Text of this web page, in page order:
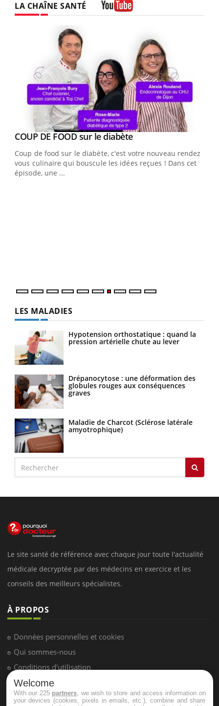
LA CHAÎNE SANTÉ
Youtube
COUP DE FOOD sur le diabèteYoutube
Coup de food sur le diabète, c'est votre nouveau rendez-
vous culinaire qui bouscule les idées reçues ! Dans cet
épisode, une ...
LES MALADIES
Hypotension orthostatique : quand la
pression artérielle chute au lever
Drépanocytose : une déformation des
globules rouges aux conséquences
graves
Maladie de Charcot (Sclérose latérale
amyotrophique)
Le site santé de référence avec chaque jour toute l'actualité
médicale decryptée par des médecins en exercice et les
conseils des meilleurs spécialistes.
À PROPOS
Données personnelles et cookies
Qui sommes-nous
Conditions d'utilisation
Plan du site
Mentions Légales
Welcome
With our 225 partners , we wish to store and access information on
your devices (cookies, pixels in emails, etc.), combine and share